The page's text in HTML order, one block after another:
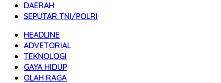
DAERAH
SEPUTAR TNI/POLRI
HEADLINE
ADVETORIAL
TEKNOLOGI
GAYA HIDUP
OLAH RAGA